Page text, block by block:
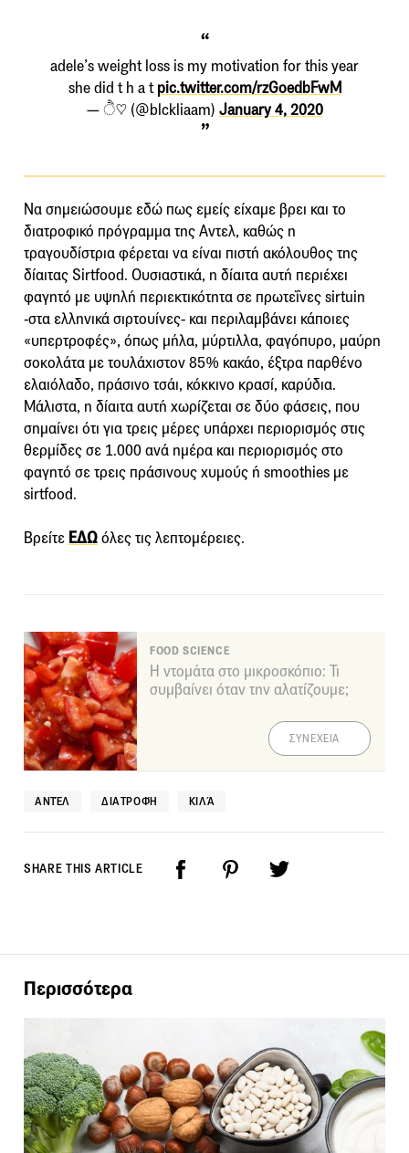
adele’s weight loss is my motivation for this year
she did t h a tpic.twitter.com/rzGoedbFwM
— ੈ♡ (@blckliaam) January 4, 2020
Να σημειώσουμε εδώ πως εμείς είχαμε βρει και το
διατροφικό πρόγραμμα της Αντελ, καθώς η
τραγουδίστρια φέρεται να είναι πιστή ακόλουθος της
δίαιτας Sirtfood. Ουσιαστικά, η δίαιτα αυτή περιέχει
φαγητό με υψηλή περιεκτικότητα σε πρωτεΐνες sirtuin
-στα ελληνικά σιρτουίνες- και περιλαμβάνει κάποιες
«υπερτροφές», όπως μήλα, μύρτιλλα, φαγόπυρο, μαύρη
σοκολάτα με τουλάχιστον 85% κακάο, έξτρα παρθένο
ελαιόλαδο, πράσινο τσάι, κόκκινο κρασί, καρύδια.
Μάλιστα, η δίαιτα αυτή χωρίζεται σε δύο φάσεις, που
σημαίνει ότι για τρεις μέρες υπάρχει περιορισμός στις
θερμίδες σε 1.000 ανά ημέρα και περιορισμός στο
φαγητό σε τρεις πράσινους χυμούς ή smoothies με
sirtfood.
Βρείτε ΕΔΩόλες τις λεπτομέρειες.
FOOD SCIENCE
Η ντομάτα στο μικροσκόπιο: Τι
συμβαίνει όταν την αλατίζουμε;
ΣΥΝΕΧΕΙΑ
ΑΝΤΈΛ ΔΙΑΤΡΟΦΉ ΚΙΛΆ
SHARE THIS ARTICLE
Περισσότερα